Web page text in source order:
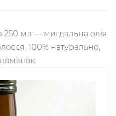
250 мл — мигдальна олія
100% натурально,